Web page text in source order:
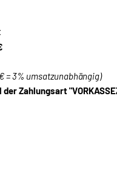
= 3% umsatzunabhängig)
Zahlungsart